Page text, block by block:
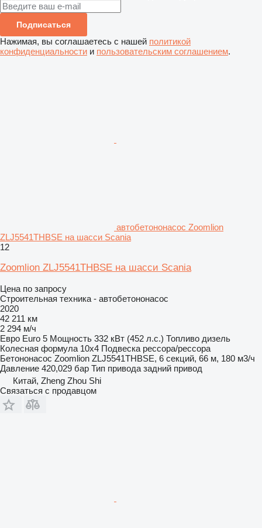
Подписаться
Нажимая, вы соглашаетесь с нашей политикой
конфиденциальности и пользовательским соглашением.
автобетононасос Zoomlion
ZLJ5541THBSE на шасси Scania
12
Zoomlion ZLJ5541THBSE на шасси Scania
Цена по запросу
Строительная техника - автобетононасос
2020
42 211 км
2 294 м/ч
Евро Euro 5 Мощность 332 кВт (452 л.с.) Топливо дизель
Колесная формула 10x4 Подвеска рессора/рессора
Бетононасос Zoomlion ZLJ5541THBSE, 6 секций, 66 м, 180 м3/ч
Давление 420,029 бар Тип привода задний привод
Китай, Zheng Zhou Shi
Связаться с продавцом